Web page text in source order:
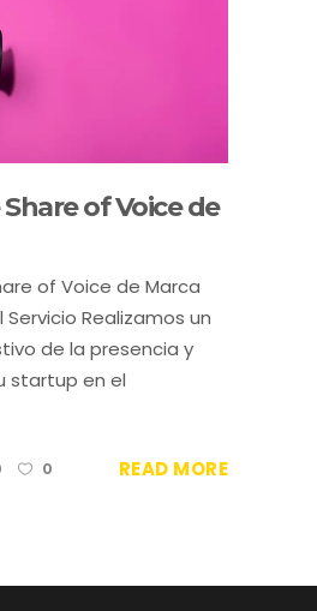
of Voice de
of Voice de Marca
Realizamos un
de la presencia y
startup en el
0 READ MORE